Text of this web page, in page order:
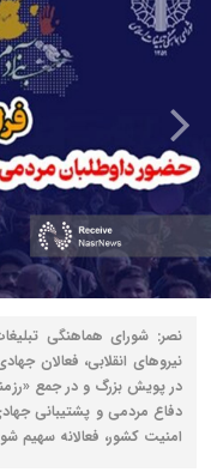
نصر: شورای هماهنگی
نیروهای انقلابی، فعالان
در پویش بزرگ و در جمع
دفاع مردمی و پشتیبانی
امنیت کشور، فعالانه سهیم